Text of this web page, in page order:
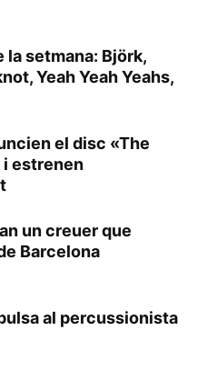
la setmana: Björk,
Yeah Yeah Yeahs,
el disc «The
i estrenen
un creuer que
Barcelona
al percussionista